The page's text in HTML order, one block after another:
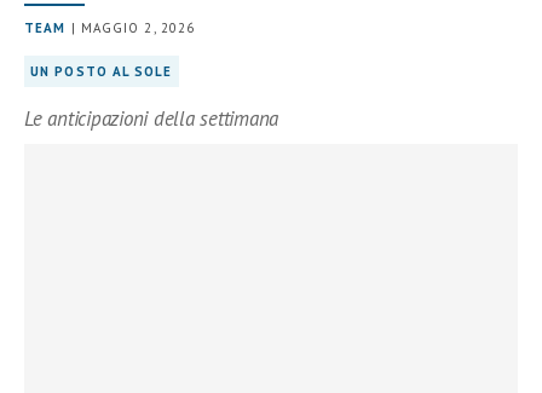
TEAM | MAGGIO 2, 2026
UN POSTO AL SOLE
Le anticipazioni della settimana